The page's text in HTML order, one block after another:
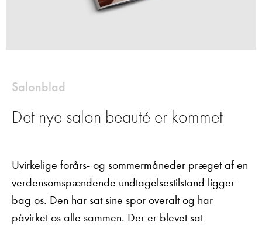
Salonblad
Det nye salon beauté er kommet
Uvirkelige forårs- og sommermåneder præget af en
verdensomspændende undtagelsestilstand ligger
bag os. Den har sat sine spor overalt og har
påvirket os alle sammen. Der er blevet sat